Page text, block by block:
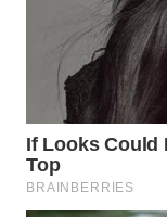
WAHANA
TV
WAHANANEWS
ID
WAHANANEWS
CO ID